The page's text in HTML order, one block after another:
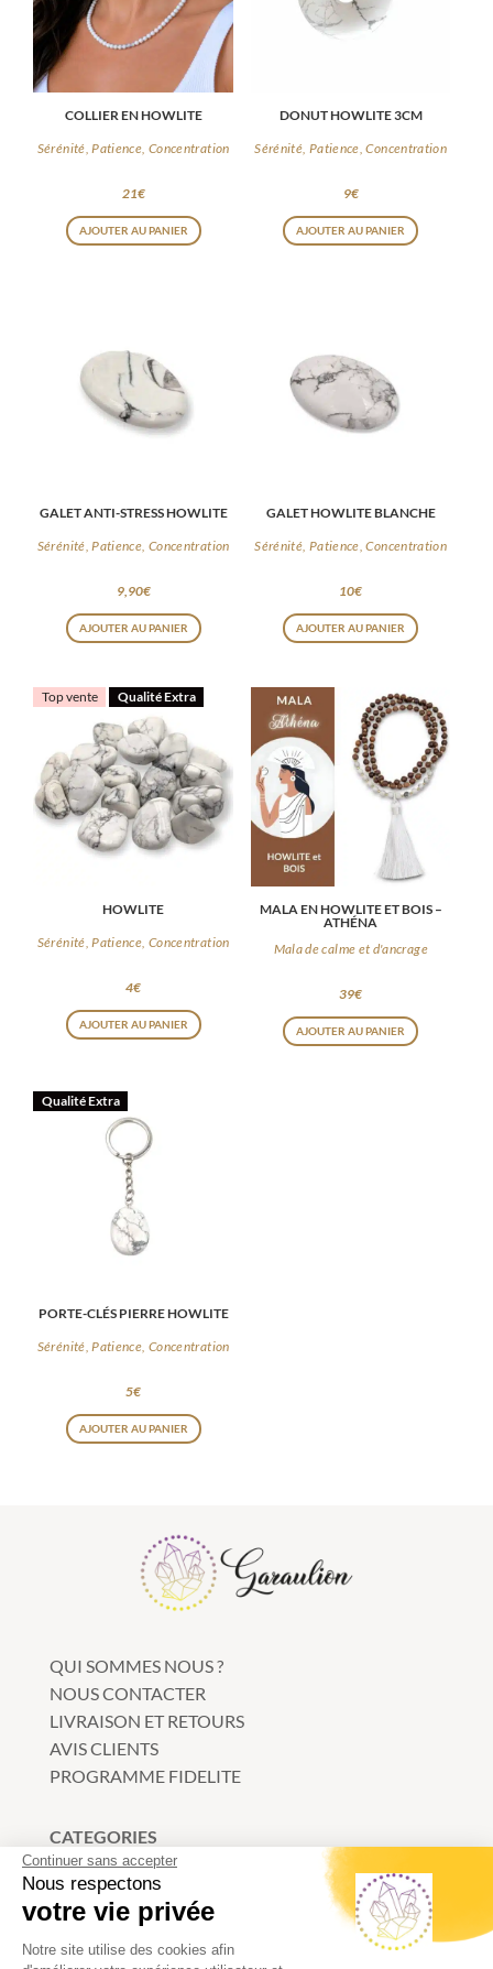
COLLIER EN HOWLITE
Sérénité, Patience, Concentration
21€
AJOUTER AU PANIER
DONUT HOWLITE 3CM
Sérénité, Patience, Concentration
9€
AJOUTER AU PANIER
GALET ANTI-STRESS HOWLITE
Sérénité, Patience, Concentration
9,90€
AJOUTER AU PANIER
GALET HOWLITE BLANCHE
Sérénité, Patience, Concentration
10€
AJOUTER AU PANIER
Top vente Qualité Extra
HOWLITE
Sérénité, Patience, Concentration
4€
AJOUTER AU PANIER
MALA EN HOWLITE ET BOIS –
ATHÉNA
Mala de calme et d'ancrage
39€
AJOUTER AU PANIER
Qualité Extra
PORTE-CLÉS PIERRE HOWLITE
Sérénité, Patience, Concentration
5€
AJOUTER AU PANIER
QUI SOMMES NOUS ?
NOUS CONTACTER
LIVRAISON ET RETOURS
AVIS CLIENTS
PROGRAMME FIDELITE
CATEGORIES
Bracelets
Minéraux
Bijoux
Continuer sans accepter
Nous respectons
votre vie privée
Notre site utilise des cookies afin